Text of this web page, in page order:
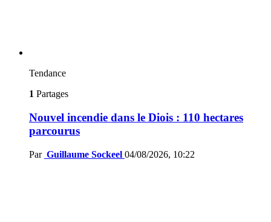
Tendance
1 Partages
Nouvel incendie dans le Diois : 110 hectares
parcourus
Par Guillaume Sockeel 04/08/2026, 10:22